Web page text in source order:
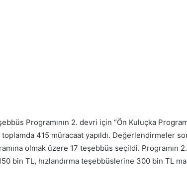
Programının 2. devri için “Ön Kuluçka
toplamda 415 müracaat yapıldı. Değerlendirmeler
olmak üzere 17 teşebbüs seçildi. Programın
bin TL, hızlandırma teşebbüslerine 300 bin TL